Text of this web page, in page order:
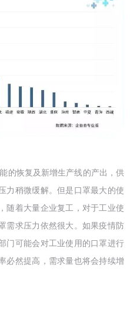
的恢复及新增生产线的产出，供
力稍微缓解。但是口罩最大的使
随着大量企业复工，对于工业使
需求压力依然很大。 如果疫情防
门可能会对工业使用的口罩进行
必然提高，需求量也将会持续增